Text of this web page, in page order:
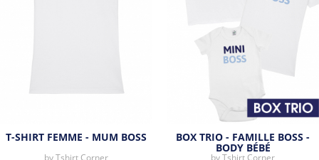
T-SHIRT FEMME - MUM BOSS
byTshirt Corner
BOX TRIO - FAMILLE BOSS -
BODY BÉBÉ
byTshirt Corner